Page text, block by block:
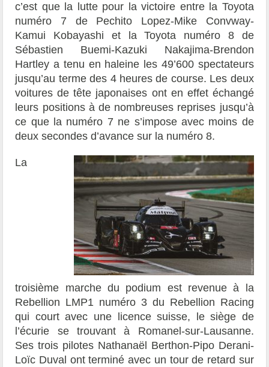
c’est que la lutte pour la victoire entre la Toyota
numéro 7 de Pechito Lopez-Mike Convway-
Kamui Kobayashi et la Toyota numéro 8 de
Sébastien Buemi-Kazuki Nakajima-Brendon
Hartley a tenu en haleine les 49’600 spectateurs
jusqu’au terme des 4 heures de course. Les deux
voitures de tête japonaises ont en effet échangé
leurs positions à de nombreuses reprises jusqu’à
ce que la numéro 7 ne s’impose avec moins de
deux secondes d’avance sur la numéro 8.
La
troisième marche du podium est revenue à la
Rebellion LMP1 numéro 3 du Rebellion Racing
qui court avec une licence suisse, le siège de
l’écurie se trouvant à Romanel-sur-Lausanne.
Ses trois pilotes Nathanaël Berthon-Pipo Derani-
Loïc Duval ont terminé avec un tour de retard sur